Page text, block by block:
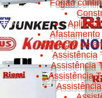
-
-
- TÁUA
Fogão
Adquação de
Assistência
Assistência
Assistência